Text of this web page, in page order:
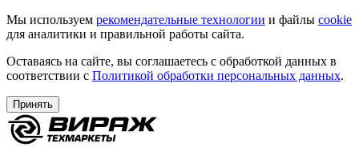
Мы используем рекомендательные технологии и файлы cookie
для аналитики и правильной работы сайта.
Оставаясь на сайте, вы соглашаетесь с обработкой данных в
соответствии с Политикой обработки персональных данных.
Принять